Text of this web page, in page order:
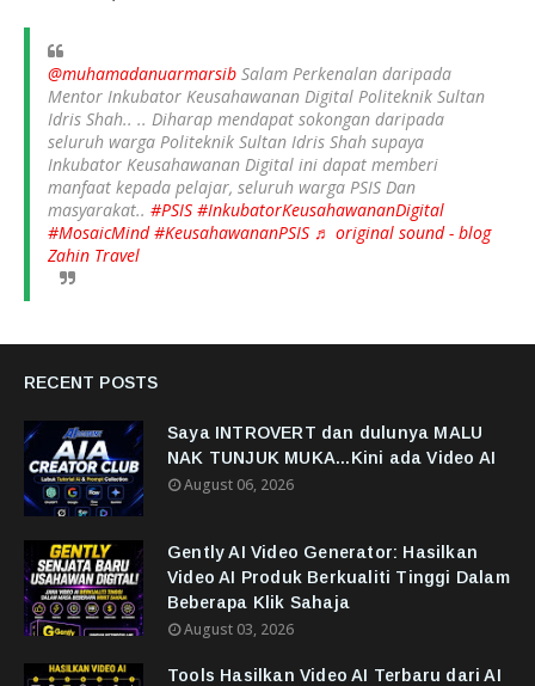
@muhamadanuarmarsib Salam Perkenalan daripada
Mentor Inkubator Keusahawanan Digital Politeknik Sultan
Idris Shah.. .. Diharap mendapat sokongan daripada
seluruh warga Politeknik Sultan Idris Shah supaya
Inkubator Keusahawanan Digital ini dapat memberi
manfaat kepada pelajar, seluruh warga PSIS Dan
masyarakat.. #PSIS #InkubatorKeusahawananDigital
#MosaicMind #KeusahawananPSIS ♬ original sound - blog
Zahin Travel
RECENT POSTS
Saya INTROVERT dan dulunya MALU
NAK TUNJUK MUKA...Kini ada Video AI
August 06, 2026
Gently AI Video Generator: Hasilkan
Video AI Produk Berkualiti Tinggi Dalam
Beberapa Klik Sahaja
August 03, 2026
Tools Hasilkan Video AI Terbaru dari AI